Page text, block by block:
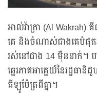
អាល់វ៉ាក្រា (Al
គេ និងចំណាស់ជាងគេបំផុ
រស់នៅជាង 14 ម៉ឺននាក់។ បង្
ឆ្នេរភាគអាគ្នេយ៍នៃរដ្ឋធ
គីឡូម៉ែត្រពីគ្នា។